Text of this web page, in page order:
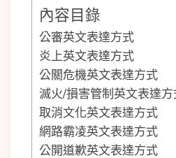
內容目錄
公審英文表達方式
炎上英文表達方式
公關危機英文表達方式
滅火/損害管制英文表達方
取消文化英文表達方式
網路霸凌英文表達方式
公開道歉英文表達方式